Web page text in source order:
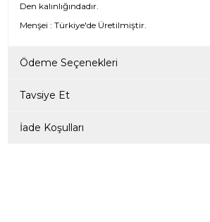
Den kalınlığındadır.
Menşei : Türkiye'de Üretilmiştir.
Ödeme Seçenekleri
Tavsiye Et
İade Koşulları